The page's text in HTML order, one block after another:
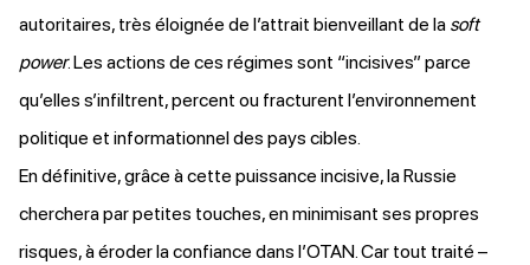
autoritaires, très éloignée de l’attrait bienveillant de la soft
power. Les actions de ces régimes sont “incisives” parce
qu’elles s’infiltrent, percent ou fracturent l’environnement
politique et informationnel des pays cibles.
En définitive, grâce à cette puissance incisive, la Russie
cherchera par petites touches, en minimisant ses propres
risques, à éroder la confiance dans l’OTAN. Car tout traité –